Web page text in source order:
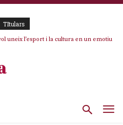
TItulars
uneix l’esport i la cultura en un emotiu